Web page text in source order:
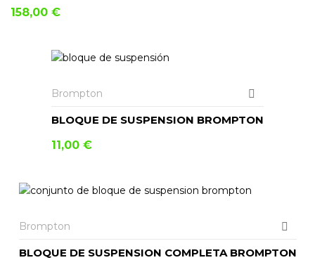
158,00 €
Brompton
BLOQUE DE SUSPENSION BROMPTON
11,00 €
Brompton
BLOQUE DE SUSPENSION COMPLETA BROMPTON